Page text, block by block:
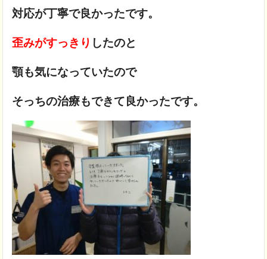
対応が丁寧で良かったです。
歪みがすっきり したのと
顎も気になっていたので
そっちの治療もできて良かったです。